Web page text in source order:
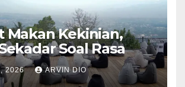
Makan Kekinian,
Soal Rasa
2026 ARVIN DIO